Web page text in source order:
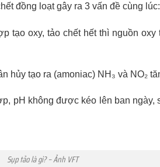
đồng loạt gây ra 3 vấn đề cùng lúc:
tạo oxy, tảo chết hết thì nguồn
hủy tạo ra (amoniac) NH₃ và NO₂
pH không được kéo lên ban ngày,
Sụp tảo là gì? – Ảnh VFT